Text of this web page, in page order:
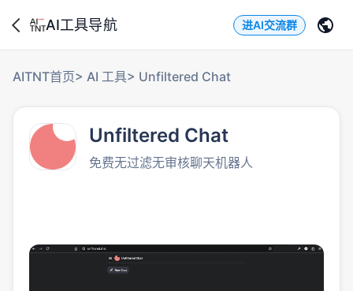
AI工具导航 进AI交流群
AITNT首页> AI 工具> Unfiltered Chat
Unfiltered Chat
免费无过滤无审核聊天机器人